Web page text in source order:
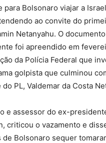
para Bolsonaro viajar a
ao convite do
Netanyahu. O
foi apreendido em
da Polícia Federal que
golpista que culminou
PL, Valdemar da Costa
e assessor do ex-
criticou o vazamento e
de Bolsonaro sequer